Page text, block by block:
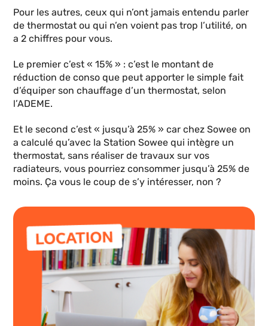
Pour les autres, ceux qui n’ont jamais entendu parler
de thermostat ou qui n’en voient pas trop l’utilité, on
a 2 chiffres pour vous.
Le premier c’est « 15% » : c’est le montant de
réduction de conso que peut apporter le simple fait
d’équiper son chauffage d’un thermostat, selon
l’ADEME.
Et le second c’est « jusqu’à 25% » car chez Sowee on
a calculé qu’avec la Station Sowee qui intègre un
thermostat, sans réaliser de travaux sur vos
radiateurs, vous pourriez consommer jusqu’à 25% de
moins. Ça vous le coup de s’y intéresser, non ?